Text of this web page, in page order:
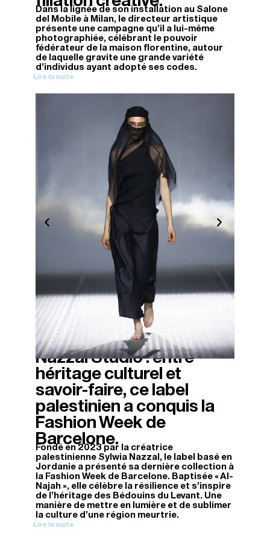
Dans la lignée de son installation au Salone
del Mobile à Milan, le directeur artistique
présente une campagne qu'il a lui-même
photographiée, célébrant le pouvoir
fédérateur de la maison florentine, autour
de laquelle gravite une grande variété
d'individus ayant adopté ses codes.
Lire la suite
20/04/2026
Nazzal Studio : entre
héritage culturel et
savoir-faire, ce label
palestinien a conquis la
Fashion Week de
Barcelone.
Fondé en 2023 par la créatrice
palestinienne Sylwia Nazzal, le label basé en
Jordanie a présenté sa dernière collection à
la Fashion Week de Barcelone. Baptisée « Al-
Najah », elle célèbre la résilience et s’inspire
de l’héritage des Bédouins du Levant. Une
manière de mettre en lumière et de sublimer
la culture d’une région meurtrie.
Lire la suite